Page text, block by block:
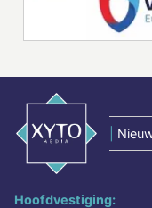
Hoofdvestiging: